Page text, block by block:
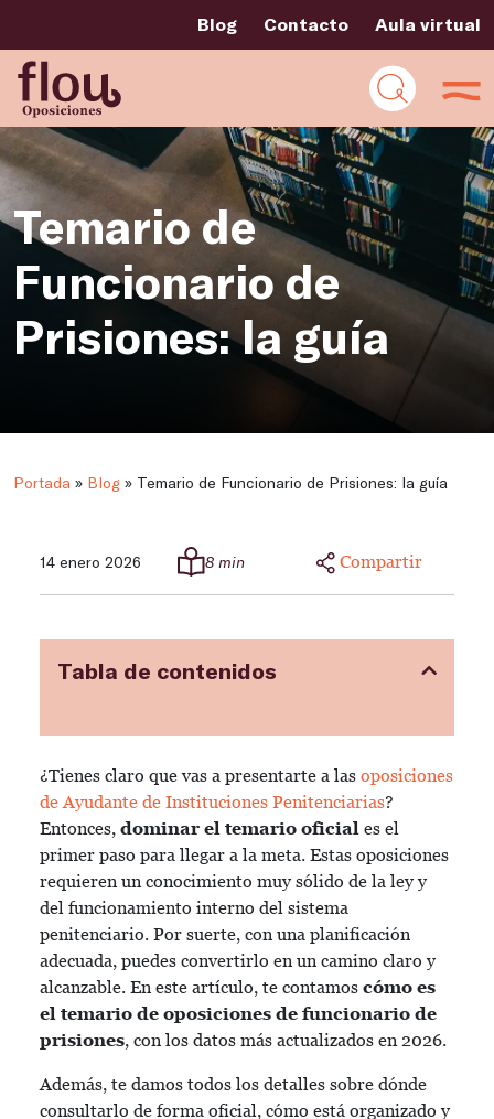
Blog Contacto Aula virtual
Temario de
Funcionario de
Prisiones: la guía
Portada » Blog » Temario de Funcionario de Prisiones: la guía
14 enero 2026 8 min Compartir
Tabla de contenidos
¿Tienes claro que vas a presentarte a las oposiciones
de Ayudante de Instituciones Penitenciarias?
Entonces, dominar el temario oficial es el
primer paso para llegar a la meta. Estas oposiciones
requieren un conocimiento muy sólido de la ley y
del funcionamiento interno del sistema
penitenciario. Por suerte, con una planificación
adecuada, puedes convertirlo en un camino claro y
alcanzable. En este artículo, te contamos cómo es
el temario de oposiciones de funcionario de
prisiones, con los datos más actualizados en 2026.
Además, te damos todos los detalles sobre dónde
consultarlo de forma oficial, cómo está organizado y